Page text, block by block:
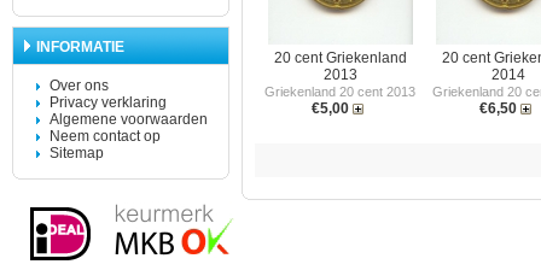
INFORMATIE
Over ons
Privacy verklaring
Algemene voorwaarden
Neem contact op
Sitemap
20 cent Griekenland
2013
Griekenland 20 cent 2013
€5,00
20 cent
2014
Griekenland 20
€6,50